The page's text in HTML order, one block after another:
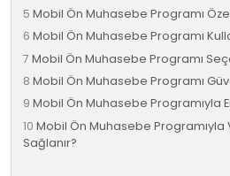
Mobil Ön Muhasebe Programı
Mobil Ön Muhasebe Programı
Mobil Ön Muhasebe Programı
Mobil Ön Muhasebe Programı
Mobil Ön Muhasebe Programıyla
Mobil Ön Muhasebe Programıyla
Sağlanır?